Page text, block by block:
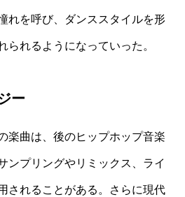
れを呼び、ダンススタイルを形
られるようになっていった。
ー
楽曲は、後のヒップホップ音楽
ンプリングやリミックス、ライ
されることがある。さらに現代